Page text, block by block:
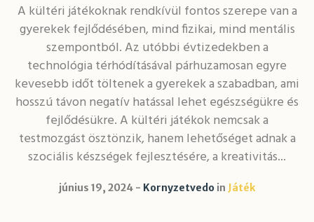
A kültéri játékoknak rendkívül fontos szerepe van a
gyerekek fejlődésében, mind fizikai, mind mentális
szempontból. Az utóbbi évtizedekben a
technológia térhódításával párhuzamosan egyre
kevesebb időt töltenek a gyerekek a szabadban, ami
hosszú távon negatív hatással lehet egészségükre és
fejlődésükre. A kültéri játékok nemcsak a
testmozgást ösztönzik, hanem lehetőséget adnak a
szociális készségek fejlesztésére, a kreativitás...
június 19, 2024 Kornyzetvedo in Játék